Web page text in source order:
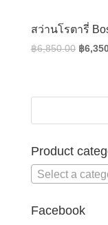
สว่านโรตารี่
฿6,850.00
฿
฿
Product
Select a
Facebook